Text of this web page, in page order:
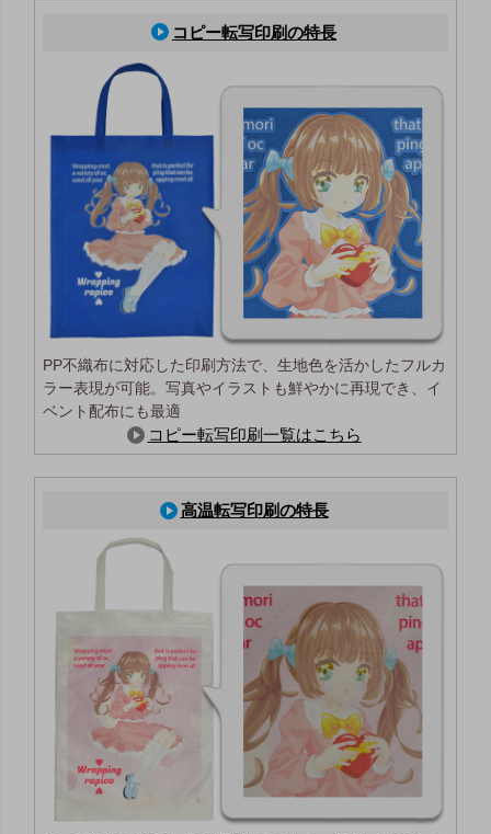
コピー転写印刷の特長
PP不織布に対応した印刷方法で、生地色を活かしたフルカ
ラー表現が可能。写真やイラストも鮮やかに再現でき、イ
ベント配布にも最適
コピー転写印刷一覧はこちら
高温転写印刷の特長